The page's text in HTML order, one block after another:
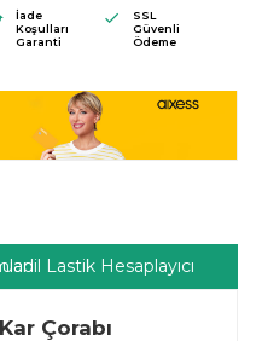
İade
Koşulları
Garanti
SSL
Güvenli
Ödeme
Lastik Hesaplayıcı
Çorabı